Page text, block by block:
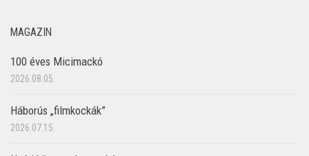
MAGAZIN
100 éves Micimackó
2026.08.05.
Háborús „filmkockák”
2026.07.15.